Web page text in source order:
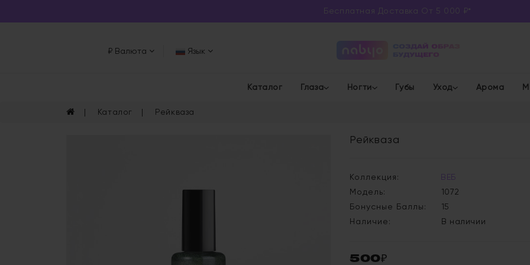
Бесплатная Доставка От 5 000 ₽*
₽ Валюта Язык
Каталог Глаза Ногти Губы Уход Арома
Каталог Рейкваза
Рейкваза
Коллекция:
ВЕБ
Модель:
1072
Бонусные Баллы:
15
Наличие:
В наличии
500₽